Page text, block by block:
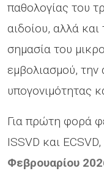
παθολογίας του
αιδοίου, αλλά
σημασία του
εμβολιασμού, την
υπογονιμότητας
Για πρώτη φορά
ISSVD και
Φεβρουαρίου